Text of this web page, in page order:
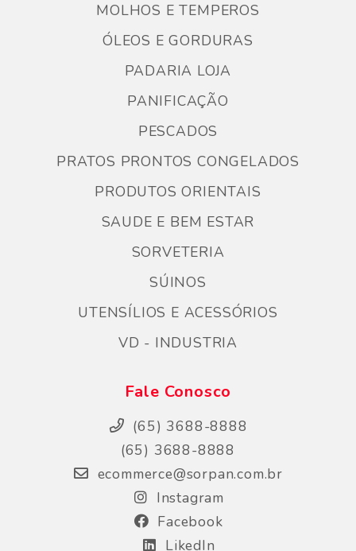
MOLHOS E TEMPEROS
ÓLEOS E GORDURAS
PADARIA LOJA
PANIFICAÇÃO
PESCADOS
PRATOS PRONTOS CONGELADOS
PRODUTOS ORIENTAIS
SAUDE E BEM ESTAR
SORVETERIA
SÚINOS
UTENSÍLIOS E ACESSÓRIOS
VD - INDUSTRIA
Fale Conosco
(65) 3688-8888
(65) 3688-8888
ecommerce@sorpan.com.br
Instagram
Facebook
LikedIn